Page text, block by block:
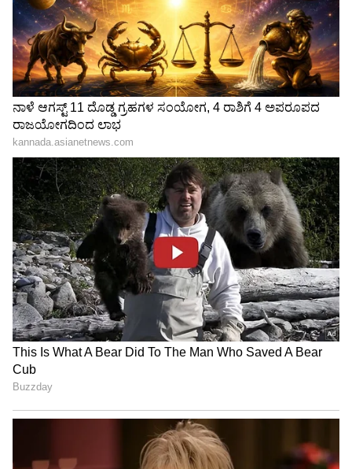
ಶೇ.50 ರಿಂದ ಶೇ.18 ಕ್ಕೆ TAX ಇಳಿಕೆ: ಮೋದಿ-
ಟ್ರಂಪ್ ಐತಿಹಾಸಿಕ ಒಪ್ಪಂದ | India US
Trade Deal | Party Rounds